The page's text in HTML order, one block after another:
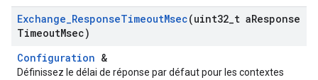
Exchange_ResponseTimeoutMsec(uint32 t aResponse
TimeoutMsec)
Configuration &
Définissez le délai de réponse par défaut pour les contextes